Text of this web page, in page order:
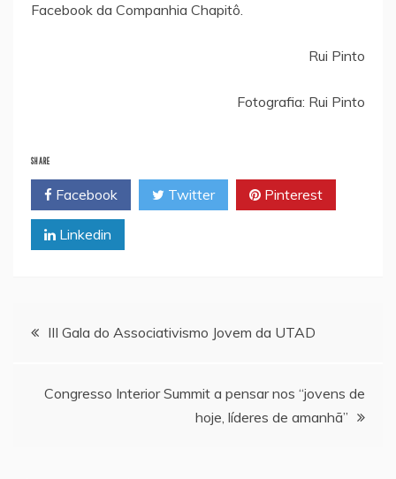
Facebook da Companhia Chapitô.
Rui Pinto
Fotografia: Rui Pinto
SHARE
Facebook Twitter Pinterest
Linkedin
Navegação
III Gala do Associativismo Jovem da UTAD
Congresso Interior Summit a pensar nos “jovens de
hoje, líderes de amanhã”